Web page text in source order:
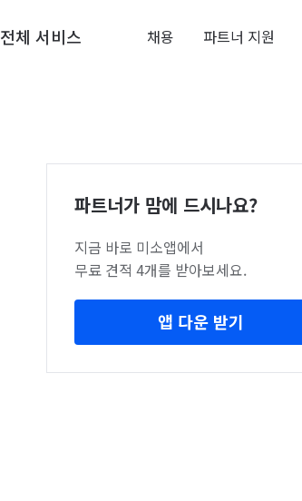
전체 서비스 채용 파트너 지원
파트너가 맘에 드시나요?
지금 바로 미소앱에서
무료 견적 4개를 받아보세요.
앱 다운 받기